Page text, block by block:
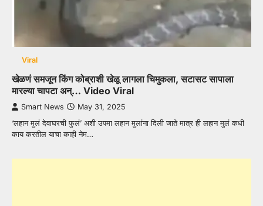
Viral
खेळणं समजून किंग कोब्राशी खेळू लागला चिमुकला, सटासट सापाला
मारल्या चापटा अन्… Video Viral
Smart News May 31, 2025
‘लहान मुलं देवाघरची फुलं’ अशी उपमा लहान मुलांना दिली जाते मात्र ही लहान मुलं कधी
काय करतील याचा काही नेम…